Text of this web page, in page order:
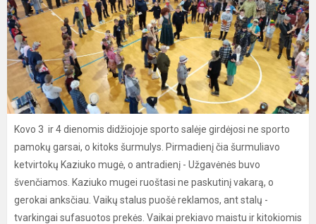
Kovo 3 ir 4 dienomis didžiojoje sporto salėje girdėjosi ne sporto
pamokų garsai, o kitoks šurmulys. Pirmadienį čia šurmuliavo
ketvirtokų Kaziuko mugė, o antradienį - Užgavėnės buvo
švenčiamos. Kaziuko mugei ruoštasi ne paskutinį vakarą, o
gerokai anksčiau. Vaikų stalus puošė reklamos, ant stalų -
tvarkingai sufasuotos prekės. Vaikai prekiavo maistu ir kitokiomis